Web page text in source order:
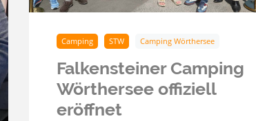
Camping STW Camping Wörthersee
Falkensteiner Camping
Wörthersee offiziell
eröffnet